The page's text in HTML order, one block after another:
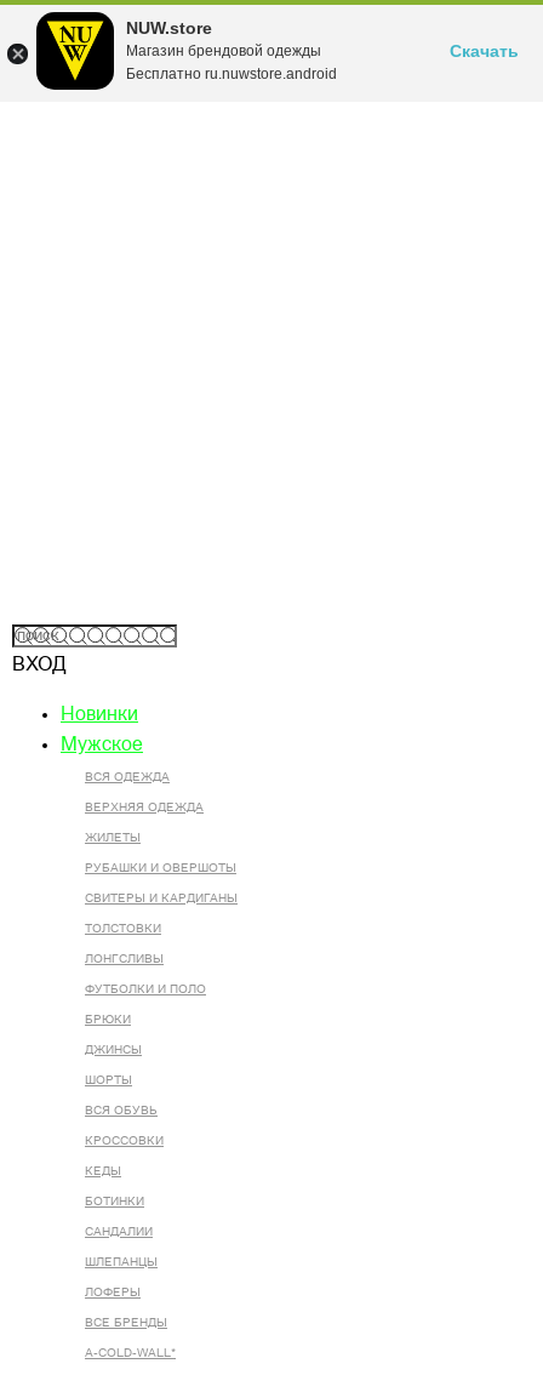
NUW.store
Магазин брендовой одежды
Бесплатно ru.nuwstore.android
Скачать
ВХОД
Новинки
Мужское
ВСЯ ОДЕЖДА
ВЕРХНЯЯ ОДЕЖДА
ЖИЛЕТЫ
РУБАШКИ И ОВЕРШОТЫ
СВИТЕРЫ И КАРДИГАНЫ
ТОЛСТОВКИ
ЛОНГСЛИВЫ
ФУТБОЛКИ И ПОЛО
БРЮКИ
ДЖИНСЫ
ШОРТЫ
ВСЯ ОБУВЬ
КРОССОВКИ
КЕДЫ
БОТИНКИ
САНДАЛИИ
ШЛЕПАНЦЫ
ЛОФЕРЫ
ВСЕ БРЕНДЫ
A-COLD-WALL*